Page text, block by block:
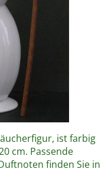
ist farbig
cm. Passende
finden Sie in